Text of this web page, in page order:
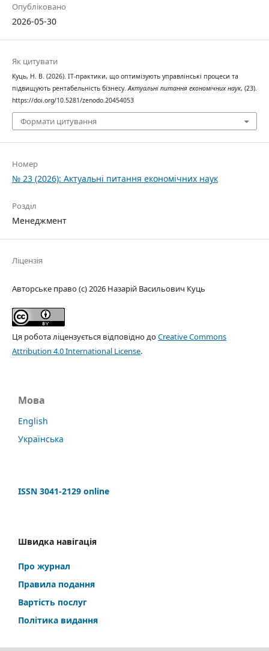
Опубліковано
2026-05-30
Як цитувати
Куць, Н. В. (2026). ІТ-практики, що оптимізують управлінські процеси та
підвищують рентабельність бізнесу.Актуальні питання економічних наук, (23).
https://doi.org/10.5281/zenodo.20454053
Формати цитування
Номер
№ 23 (2026): Актуальні питання економічних наук
Розділ
Менеджмент
Ліцензія
Авторське право (c) 2026 Назарій Васильович Куць
Ця робота ліцензується відповідно доCreative Commons
Attribution 4.0 International License.
Мова
English
Українська
ISSN 3041-2129 online
Швидка навігація
Про журнал
Правила подання
Вартість послуг
Політика видання